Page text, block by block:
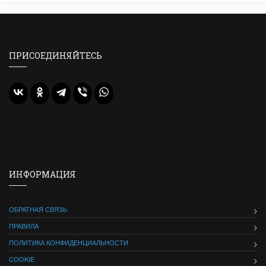
ПРИСОЕДИНЯЙТЕСЬ
ИНФОРМАЦИЯ
ОБРАТНАЯ СВЯЗЬ
ПРАВИЛА
ПОЛИТИКА КОНФИДЕНЦИАЛЬНОСТИ
COOKIE